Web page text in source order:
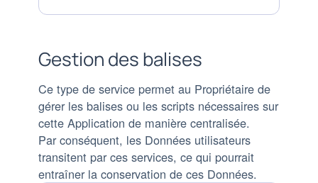
Gestion des balises
Ce type de service permet au Propriétaire de
gérer les balises ou les scripts nécessaires sur
cette Application de manière centralisée.
Par conséquent, les Données utilisateurs
transitent par ces services, ce qui pourrait
entraîner la conservation de ces Données.